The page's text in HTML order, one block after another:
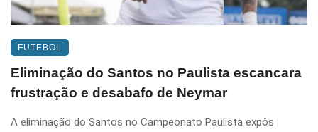
FUTEBOL
Eliminação do Santos no Paulista escancara
frustração e desabafo de Neymar
A eliminação do Santos no Campeonato Paulista expôs